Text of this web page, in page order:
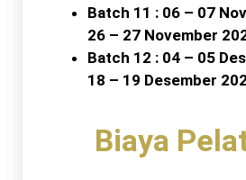
Batch 11 : 06 – 07
26 – 27 November
Batch 12 : 04 – 05
18 – 19 Desember
Biaya